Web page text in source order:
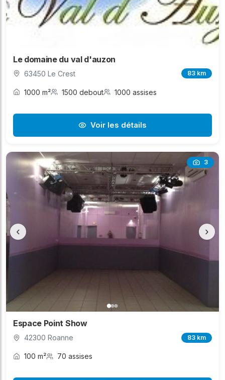
Le domaine du val d'auzon
63450 Le Crest 83 km
1000 m² 1500 debout 1000 assises
Voir les détails
3
‹ ›
Espace Point Show
42300 Roanne 83 km
100 m² 70 assises